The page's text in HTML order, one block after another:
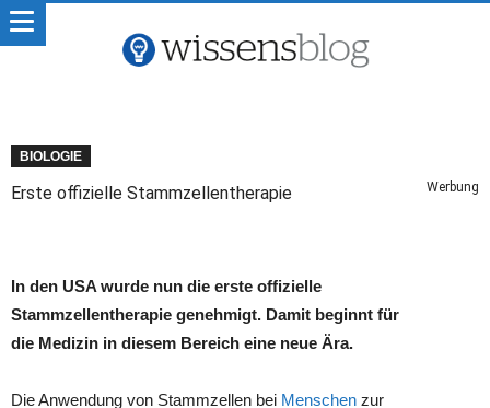
BIOLOGIE
Erste offizielle Stammzellentherapie Werbung
In den USA wurde nun die erste offizielle
Stammzellentherapie genehmigt. Damit beginnt für
die Medizin in diesem Bereich eine neue Ära.
Die Anwendung von Stammzellen bei Menschen zur